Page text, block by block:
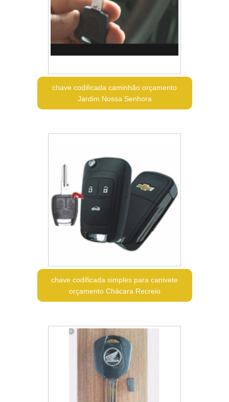
chave codificada caminhão orçamento
Jardim Nossa Senhora
chave codificada simples para canivete
orçamento Chácara Recreio